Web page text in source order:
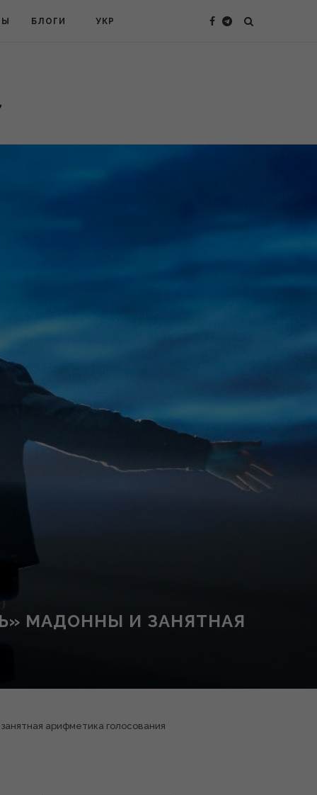
БЛОГИ УКР
МАДОННЫ И ЗАНЯТНАЯ
арифметика голосования